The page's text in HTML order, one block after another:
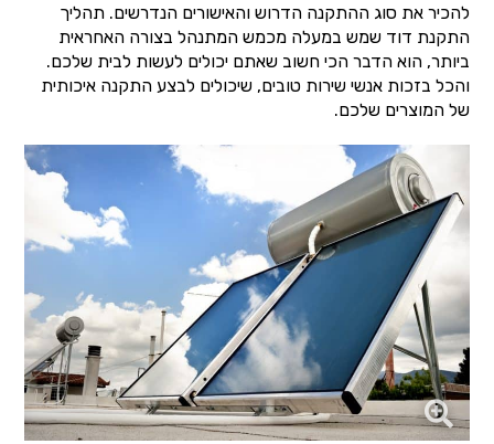
להכיר את סוג ההתקנה הדרוש והאישורים הנדרשים. תהליך
התקנת דוד שמש במעלה מכמש המתנהל בצורה האחראית
ביותר, הוא הדבר הכי חשוב שאתם יכולים לעשות לבית שלכם.
והכל בזכות אנשי שירות טובים, שיכולים לבצע התקנה איכותית
של המוצרים שלכם.